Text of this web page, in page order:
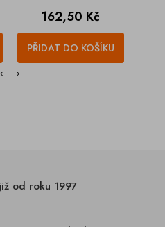
Cena
162,50 Kč
PŘIDAT DO KOŠÍKU
od roku 1997